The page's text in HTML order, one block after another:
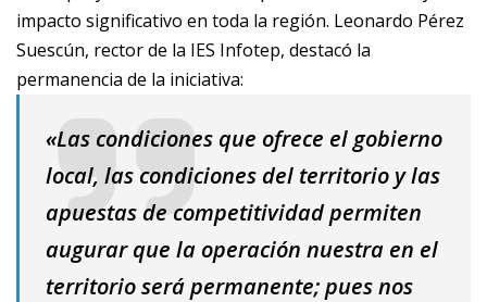
impacto significativo en toda la región. Leonardo Pérez
Suescún, rector de la IES Infotep, destacó la
permanencia de la iniciativa:
«Las condiciones que ofrece el gobierno
local, las condiciones del territorio y las
apuestas de competitividad permiten
augurar que la operación nuestra en el
territorio será permanente; pues nos